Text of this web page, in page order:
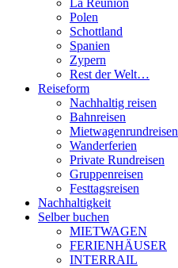
La Réunion
Polen
Schottland
Spanien
Zypern
Rest der Welt…
Reiseform
Nachhaltig reisen
Bahnreisen
Mietwagenrundreisen
Wanderferien
Private Rundreisen
Gruppenreisen
Festtagsreisen
Nachhaltigkeit
Selber buchen
MIETWAGEN
FERIENHÄUSER
INTERRAIL